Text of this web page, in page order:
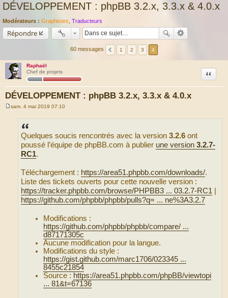
DÉVELOPPEMENT : phpBB 3.2.x, 3.3.x & 4.0.x
Modérateurs : Graphistes Traducteurs
Répondre
60 messages 1 2 3 4
Raphaël
Chef de projets
DÉVELOPPEMENT : phpBB 3.2.x, 3.3.x & 4.0.x
Citation
sam. 4 mai 2019 07:10
Quelques soucis rencontrés avec la version 3.2.6 ont
poussé l’équipe de phpBB.com à publier une version 3.2.7-
RC1.
Téléchargement : https://area51.phpbb.com/downloads/.
Liste des tickets ouverts pour cette nouvelle version :
https://tracker.phpbb.com/browse/PHPBB3 ... 03.2.7-RC1
https://github.com/phpbb/phpbb/pulls?q= ... ne%3A3.2.7
Modifications :
https://github.com/phpbb/phpbb/compare/ ...
d87171305c
Aucune modification pour la langue.
Modifications du style :
https://gist.github.com/marc1706/023345 ...
8455c21854
Source : https://area51.phpbb.com/phpBB/viewtopi
... 81&t=67136